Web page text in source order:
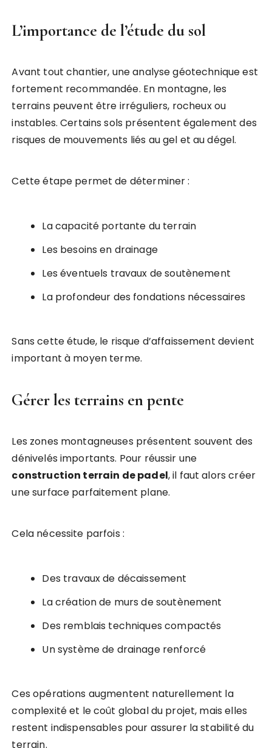
L’importance de l’étude du sol
Avant tout chantier, une analyse géotechnique est
fortement recommandée. En montagne, les
terrains peuvent être irréguliers, rocheux ou
instables. Certains sols présentent également des
risques de mouvements liés au gel et au dégel.
Cette étape permet de déterminer :
La capacité portante du terrain
Les besoins en drainage
Les éventuels travaux de soutènement
La profondeur des fondations nécessaires
Sans cette étude, le risque d’affaissement devient
important à moyen terme.
Gérer les terrains en pente
Les zones montagneuses présentent souvent des
dénivelés importants. Pour réussir une
construction terrain de padel, il faut alors créer
une surface parfaitement plane.
Cela nécessite parfois :
Des travaux de décaissement
La création de murs de soutènement
Des remblais techniques compactés
Un système de drainage renforcé
Ces opérations augmentent naturellement la
complexité et le coût global du projet, mais elles
restent indispensables pour assurer la stabilité du
terrain.